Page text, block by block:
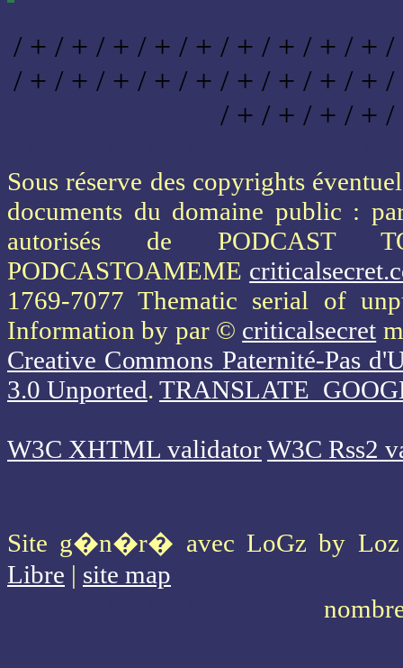
/ + / + / + / + / + / + / + / + / +
/ + / + / + / + / + / + / + / + / +
/ + / + / + / +
Sous réserve des copyrights
documents du domaine public :
autorisés de PODCAST
PODCASTOAMEME
1769-7077 Thematic serial of
Information by par © criticalsecret
Creative Commons Paternité-Pas
3.0 Unported.
W3C XHTML validatorW3C Rss2
Site g�n�r� avec LoGz by
Libre | site map